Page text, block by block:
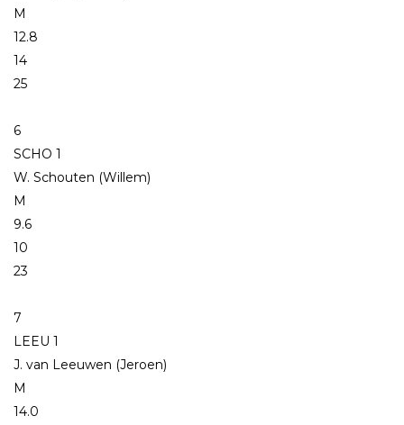
M
12.8
14
25
6
SCHO 1
W. Schouten (Willem)
M
9.6
10
23
7
LEEU 1
J. van Leeuwen (Jeroen)
M
14.0